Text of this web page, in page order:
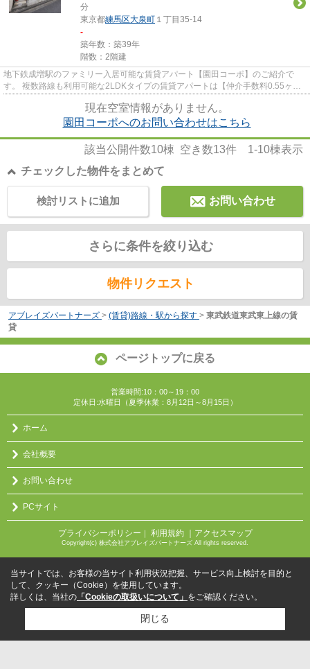
分
東京都練馬区大泉町 １丁目35-14
-
築年数：築39年
階数：2階建
地下鉄成増駅のファミリー入居可能な賃貸アパート【園田コーポ】のご紹介で
す。 複数路線も利用可能な2LDKタイプの賃貸アパートは【仲介手数料0.55ヶ
現在空室情報がありません。
園田コーポへのお問い合わせはこちら
該当公開件数10棟 空き数13件 1-10棟表示
チェックした物件をまとめて
お問い合わせ
検討リストに追加
さらに条件を絞り込む
物件リクエスト
アブレイズパートナーズ > (賃貸)路線・駅から探す > 東武鉄道東武東上線の賃
貸
ページトップに戻る
営業時間:10：00～19：00
定休日:水曜日（夏季休業：8月12日～8月15日）
ホーム
会社概要
お問い合わせ
PCサイト
プライバシーポリシー ｜ 利用規約 ｜アクセスマップ
Copyright(c) 株式会社アブレイズパートナーズ All rights reserved.
当サイトでは、お客様の当サイト利用状況把握、サービス向上検討を目的と
して、クッキー（Cookie）を使用しています。
詳しくは、当社の 「Cookieの取扱いについて」 をご確認ください。
閉じる